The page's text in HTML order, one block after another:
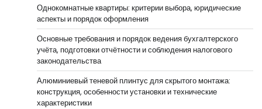
Однокомнатные квартиры: критерии выбора, юридические
аспекты и порядок оформления
Основные требования и порядок ведения бухгалтерского
учёта, подготовки отчётности и соблюдения налогового
законодательства
Алюминиевый теневой плинтус для скрытого монтажа:
конструкция, особенности установки и технические
характеристики